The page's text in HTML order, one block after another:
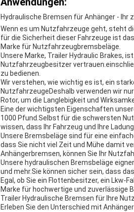
Hydraulische Bremsen für Anhänger -
Wenn es um Nutzfahrzeuge geht, steht
für die Sicherheit dieser Fahrzeuge ist
Marke für Nutzfahrzeugbremsbeläge.
Unsere Marke, Trailer Hydraulic Brakes,
Nutzfahrzeugbesitzer
zu bedienen.
Wir verstehen, wie wichtig es ist, ein
NutzfahrzeugeDeshalb verwenden wir
Rotor, um die Langlebigkeit und
Eine der wichtigsten Eigenschaften
1000 Pfund.Selbst für die schwersten
wissen, dass Ihr Fahrzeug und Ihre
Unsere Bremsbeläge sind für eine
dass Sie nicht viel Zeit und Mühe damit
Anhängerbremsen, können Sie Ihr
Unsere hydraulischen Bremsbeläge
und mehr.Sie können sicher sein, dass
Egal, ob Sie ein Flottenbesitzer, ein Lkw-
Marke für hochwertige und zuverlässige
Trailer Hydraulische Bremsen für Ihre
Erleben Sie den Unterschied mit